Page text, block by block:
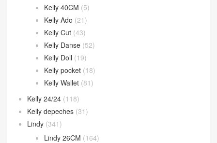
Kelly 40CM (5)
Kelly Ado (21)
Kelly Cut (43)
Kelly Danse (52)
Kelly Doll (19)
Kelly pocket (18)
Kelly Wallet (81)
Kelly 24/24 (118)
Kelly depeches (31)
Lindy (341)
Lindy 26CM (164)